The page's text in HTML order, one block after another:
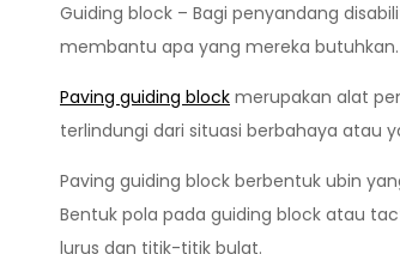
Guiding block – Bagi penyandang
membantu apa yang mereka
Paving guiding block merupakan alat
terlindungi dari situasi berbahaya atau
Paving guiding block berbentuk ubin
Bentuk pola pada guiding block atau
lurus dan titik-titik bulat.